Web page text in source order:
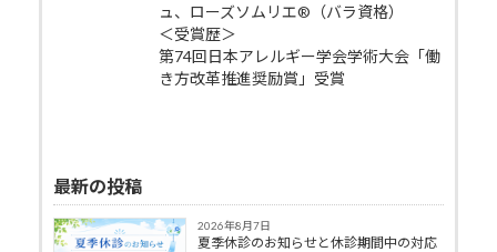
ュ、ローズソムリエ®（バラ資格）
＜受賞歴＞
第74回日本アレルギー学会学術大会「働
き方改革推進奨励賞」受賞
最新の投稿
2026年8月7日
夏季休診のお知らせと休診期間中の対応